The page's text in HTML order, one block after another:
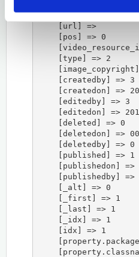
[image] => was-
    [url] =>
    [pos] => 0
    [type] => 2
    [createdby] => 3
[createdon] =>
    [editedby] => 3
[editedon] =>
    [deleted] => 0
[deletedon] =>
    [deletedby] => 0
    [published] => 1
[publishedon] =>
[publishedby] =>
    [_alt] => 0
    [_first] => 1
    [_last] => 1
    [_idx] => 1
    [idx] => 1